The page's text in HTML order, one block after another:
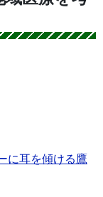
に耳を傾ける鷹